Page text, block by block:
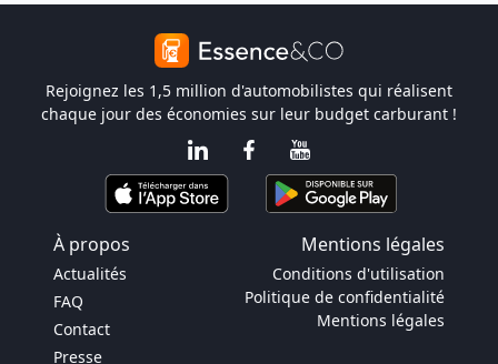
Rejoignez les 1,5 million d'automobilistes qui réalisent
chaque jour des économies sur leur budget carburant !
À propos Mentions légales
Actualités
FAQ
Contact
Presse
Conditions d'utilisation
Politique de confidentialité
Mentions légales